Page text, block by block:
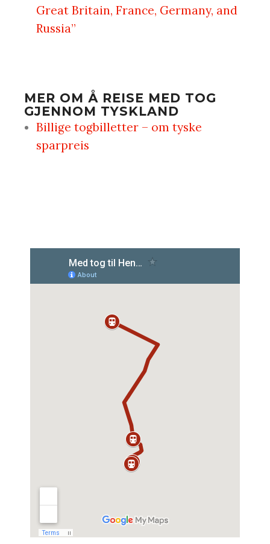
Great Britain, France, Germany, and
Russia”
MER OM Å REISE MED TOG
GJENNOM TYSKLAND
Billige togbilletter – om tyske
sparpreis